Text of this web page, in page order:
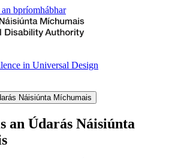
bpríomhábhar
in Universal Design
Náisiúnta Míchumais
an Údarás Náisiúnta